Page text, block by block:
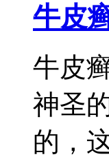
牛皮
牛皮
神圣
的，